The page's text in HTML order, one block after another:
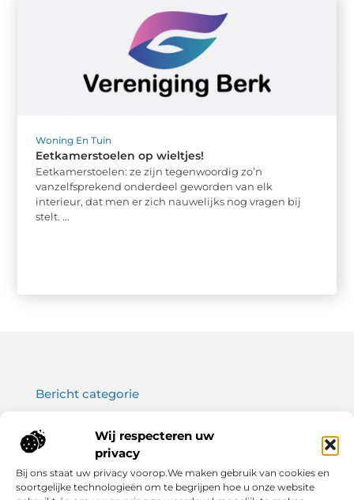
Wij respecteren uw
privacy
Bij ons staat uw privacy voorop.We maken gebruik van cookies en
soortgelijke technologieën om te begrijpen hoe u onze website
Woning En Tuin
Eetkamerstoelen op wieltjes!
Eetkamerstoelen: ze zijn tegenwoordig zo’n
vanzelfsprekend onderdeel geworden van elk
interieur, dat men er zich nauwelijks nog vragen bij
stelt. ...
Onze informatie
Bericht categorie